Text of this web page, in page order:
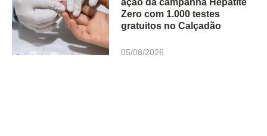
ação da campanha Hepatite
Zero com 1.000 testes
gratuitos no Calçadão
05/08/2026